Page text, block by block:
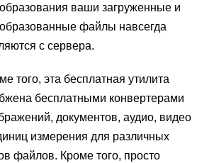
ваши загруженные и
файлы навсегда
с сервера.
того, эта бесплатная утилита
бесплатными конвертерами
документов, аудио, видео
измерения для различных
файлов. Кроме того, просто